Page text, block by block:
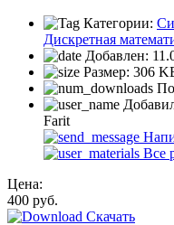
Категории:
Дискретная
Добавлен:
Размер: 306
Farit
Все
Цена:
400 руб.
Скачать